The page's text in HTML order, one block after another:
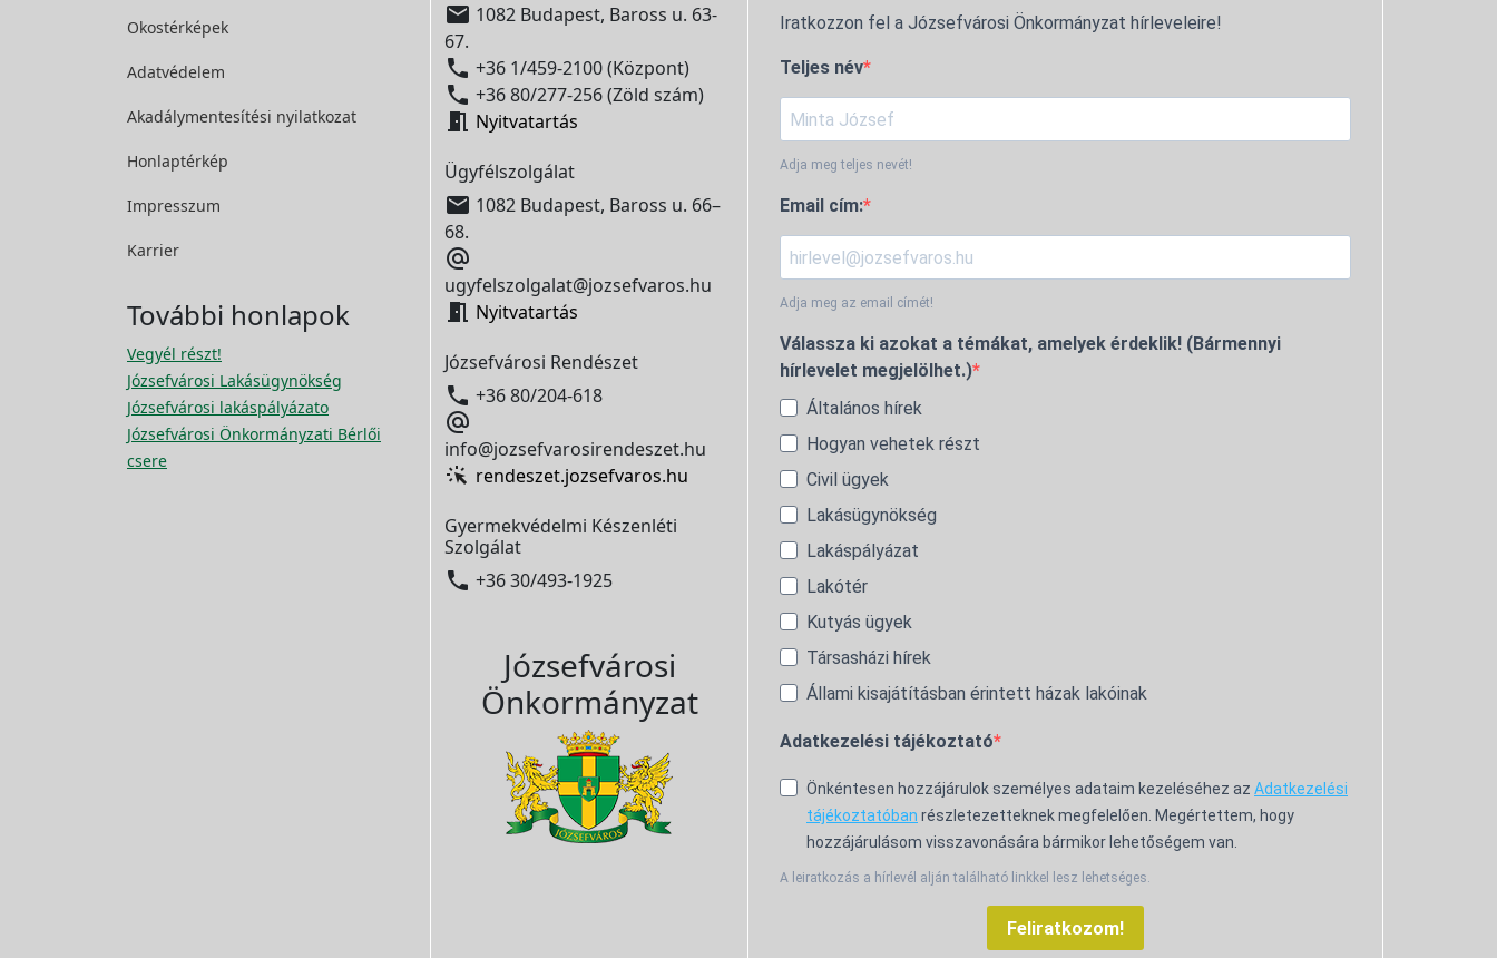
Okostérképek
Adatvédelem
Akadálymentesítési nyilatkozat
Honlaptérkép
Impresszum
Karrier
További honlapok
Vegyél részt!
Józsefvárosi Lakásügynökség
Józsefvárosi lakáspályázato
Józsefvárosi Önkormányzati Bérlői
csere
 1082 Budapest, Baross u. 63-
67.
 +36 1/459-2100 (Központ)
 +36 80/277-256 (Zöld szám)
 Nyitvatartás
Ügyfélszolgálat
 1082 Budapest, Baross u. 66–
68.

ugyfelszolgalat@jozsefvaros.hu
 Nyitvatartás
Józsefvárosi Rendészet
 +36 80/204-618

info@jozsefvarosirendeszet.hu
rendeszet.jozsefvaros.hu
Gyermekvédelmi Készenléti
Szolgálat
 +36 30/493-1925
Józsefvárosi
Önkormányzat
Iratkozzon fel a Józsefvárosi Önkormányzat hírleveleire!
Teljes név
Adja meg teljes nevét!
Email cím:
Adja meg az email címét!
Válassza ki azokat a témákat, amelyek érdeklik! (Bármennyi
hírlevelet megjelölhet.)
Általános hírek
Hogyan vehetek részt
Civil ügyek
Lakásügynökség
Lakáspályázat
Lakótér
Kutyás ügyek
Társasházi hírek
Állami kisajátításban érintett házak lakóinak
Adatkezelési tájékoztató
Önkéntesen hozzájárulok személyes adataim kezeléséhez az Adatkezelési
tájékoztatóban részletezetteknek megfelelően. Megértettem, hogy
hozzájárulásom visszavonására bármikor lehetőségem van.
A leiratkozás a hírlevél alján található linkkel lesz lehetséges.
Feliratkozom!